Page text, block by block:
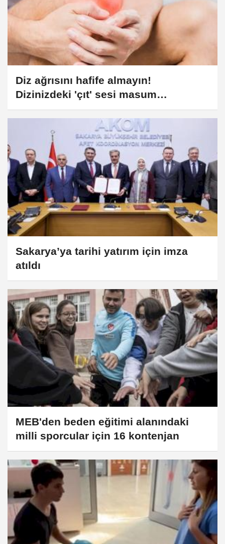
Diz ağrısını hafife almayın!
Dizinizdeki 'çıt' sesi masum
olmayabilir
Sakarya’ya tarihi yatırım için imza
atıldı
MEB'den beden eğitimi alanındaki
milli sporcular için 16 kontenjan